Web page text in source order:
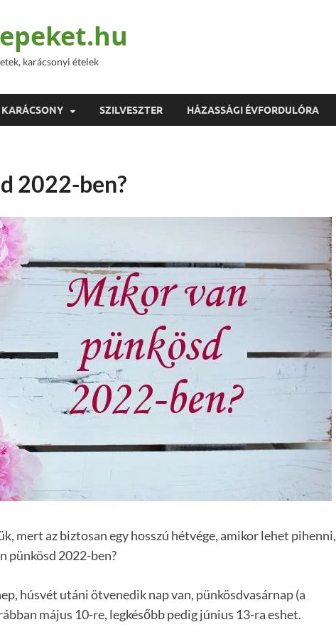
karácsonyi ételek
KARÁCSONY SZILVESZTER HÁZASSÁGI ÉVFORDULÓRA
2022-ben?
mert az biztosan egy hosszú hétvége, amikor lehet pihenni,
pünkösd 2022-ben?
húsvét utáni ötvenedik nap van, pünkösdvasárnap (a
május 10-re, legkésőbb pedig június 13-ra eshet.